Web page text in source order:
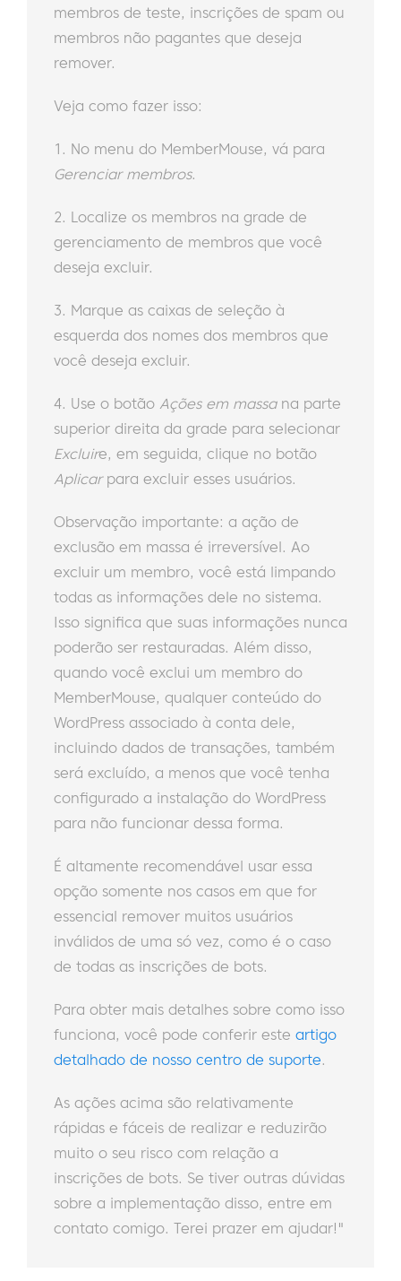
membros de teste, inscrições de spam ou
membros não pagantes que deseja
remover.
Veja como fazer isso:
1. No menu do MemberMouse, vá para
Gerenciar membros.
2. Localize os membros na grade de
gerenciamento de membros que você
deseja excluir.
3. Marque as caixas de seleção à
esquerda dos nomes dos membros que
você deseja excluir.
4. Use o botão Ações em massana parte
superior direita da grade para selecionar
Excluire, em seguida, clique no botão
Aplicarpara excluir esses usuários.
Observação importante: a ação de
exclusão em massa é irreversível. Ao
excluir um membro, você está limpando
todas as informações dele no sistema.
Isso significa que suas informações nunca
poderão ser restauradas. Além disso,
quando você exclui um membro do
MemberMouse, qualquer conteúdo do
WordPress associado à conta dele,
incluindo dados de transações, também
será excluído, a menos que você tenha
configurado a instalação do WordPress
para não funcionar dessa forma.
É altamente recomendável usar essa
opção somente nos casos em que for
essencial remover muitos usuários
inválidos de uma só vez, como é o caso
de todas as inscrições de bots.
Para obter mais detalhes sobre como isso
funciona, você pode conferir este artigo
detalhado de nosso centro de suporte.
As ações acima são relativamente
rápidas e fáceis de realizar e reduzirão
muito o seu risco com relação a
inscrições de bots. Se tiver outras dúvidas
sobre a implementação disso, entre em
contato comigo. Terei prazer em ajudar!"